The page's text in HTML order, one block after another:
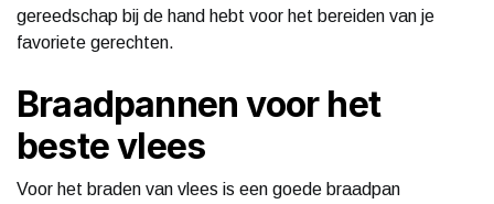
gereedschap bij de hand hebt voor het bereiden van je
favoriete gerechten.
Braadpannen voor het
beste vlees
Voor het braden van vlees is een goede braadpan